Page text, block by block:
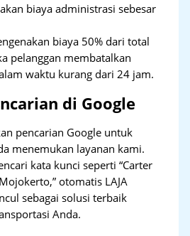
biaya administrasi sebesar
biaya 50% dari total
pelanggan membatalkan
waktu kurang dari 24 jam.
di Google
pencarian Google untuk
menemukan layanan kami.
kata kunci seperti “Carter
otomatis LAJA
sebagai solusi terbaik
Anda.